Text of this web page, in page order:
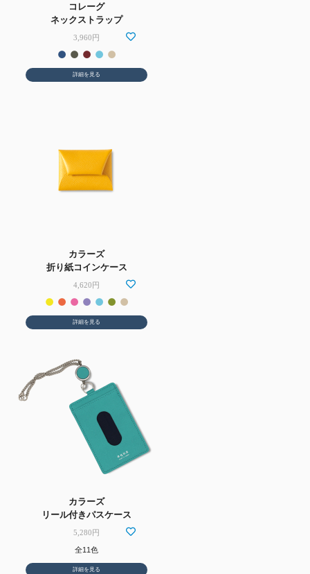
コレーグ
ネックストラップ
3,960円
詳細を見る
カラーズ
折り紙コインケース
4,620円
詳細を見る
カラーズ
リール付きパスケース
5,280円
全11色
詳細を見る